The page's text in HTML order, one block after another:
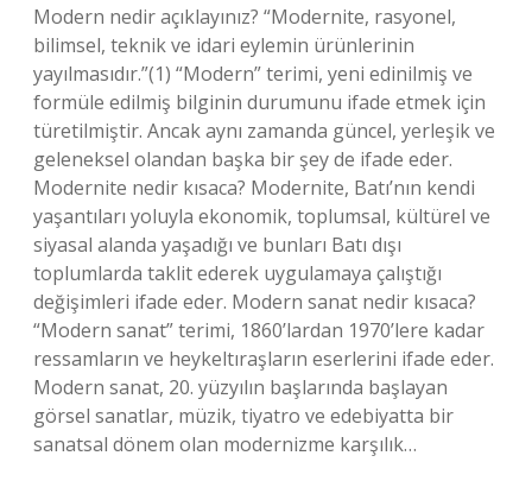
Modern nedir açıklayınız? “Modernite, rasyonel,
bilimsel, teknik ve idari eylemin ürünlerinin
yayılmasıdır.”(1) “Modern” terimi, yeni edinilmiş ve
formüle edilmiş bilginin durumunu ifade etmek için
türetilmiştir. Ancak aynı zamanda güncel, yerleşik ve
geleneksel olandan başka bir şey de ifade eder.
Modernite nedir kısaca? Modernite, Batı’nın kendi
yaşantıları yoluyla ekonomik, toplumsal, kültürel ve
siyasal alanda yaşadığı ve bunları Batı dışı
toplumlarda taklit ederek uygulamaya çalıştığı
değişimleri ifade eder. Modern sanat nedir kısaca?
“Modern sanat” terimi, 1860’lardan 1970’lere kadar
ressamların ve heykeltıraşların eserlerini ifade eder.
Modern sanat, 20. yüzyılın başlarında başlayan
görsel sanatlar, müzik, tiyatro ve edebiyatta bir
sanatsal dönem olan modernizme karşılık…